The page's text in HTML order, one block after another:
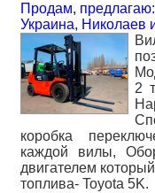
Продам,
Украина, Николаев
2
коробка
каждой вилы,
двигателем
топлива- Toyota 5K.